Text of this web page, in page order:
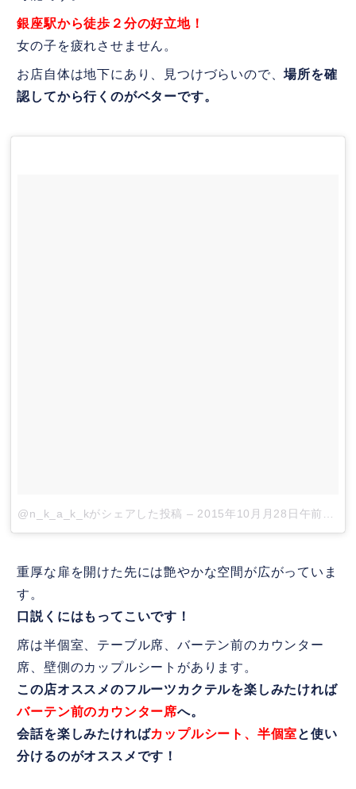
銀座駅から徒歩２分の好立地！
女の子を疲れさせません。
お店自体は地下にあり、見つけづらいので、場所を確
認してから行くのがベターです。
@n_k_a_k_kがシェアした投稿 – 2015年10月月28日午前7時45分PDT
重厚な扉を開けた先には艶やかな空間が広がっていま
す。
口説くにはもってこいです！
席は半個室、テーブル席、バーテン前のカウンター
席、壁側のカップルシートがあります。
この店オススメのフルーツカクテルを楽しみたければ
バーテン前のカウンター席へ。
会話を楽しみたければカップルシート、半個室と使い
分けるのがオススメです！